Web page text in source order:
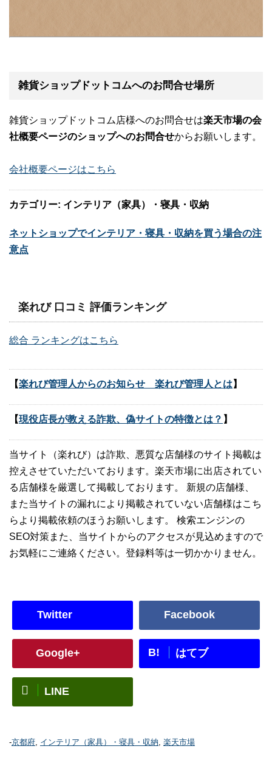
雑貨ショップドットコムへのお問合せ場所
雑貨ショップドットコム店様へのお問合せは楽天市場の会
社概要ページのショップへのお問合せからお願いします。
会社概要ページはこちら
カテゴリー: インテリア（家具）・寝具・収納
ネットショップでインテリア・寝具・収納を買う場合の注
意点
楽れび 口コミ 評価ランキング
総合 ランキングはこちら
【楽れび管理人からのお知らせ 楽れび管理人とは 】
【現役店長が教える詐欺、偽サイトの特徴とは？ 】
当サイト（楽れび）は詐欺、悪質な店舗様のサイト掲載は
控えさせていただいております。楽天市場に出店されてい
る店舗様を厳選して掲載しております。 新規の店舗様、
また当サイトの漏れにより掲載されていない店舗様はこち
らより掲載依頼のほうお願いします。 検索エンジンの
SEO対策また、当サイトからのアクセスが見込めますので
お気軽にご連絡ください。登録料等は一切かかりません。
Twitter Facebook
Google+ B! はてブ
LINE
-京都府, インテリア（家具）・寝具・収納, 楽天市場